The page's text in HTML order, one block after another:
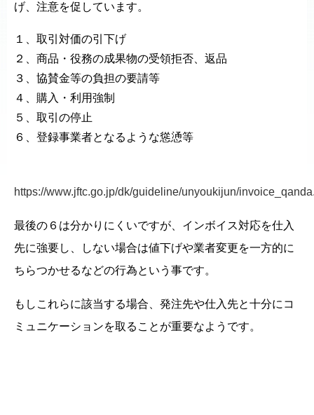
げ、注意を促しています。
１、取引対価の引下げ
２、商品・役務の成果物の受領拒否、返品
３、協賛金等の負担の要請等
４、購入・利用強制
５、取引の停止
６、登録事業者となるような慫慂等
https://www.jftc.go.jp/dk/guideline/unyoukijun/
最後の６は分かりにくいですが、インボイス対応を仕入
先に強要し、しない場合は値下げや業者変更を一方的に
ちらつかせるなどの行為という事です。
もしこれらに該当する場合、発注先や仕入先と十分にコ
ミュニケーションを取ることが重要なようです。